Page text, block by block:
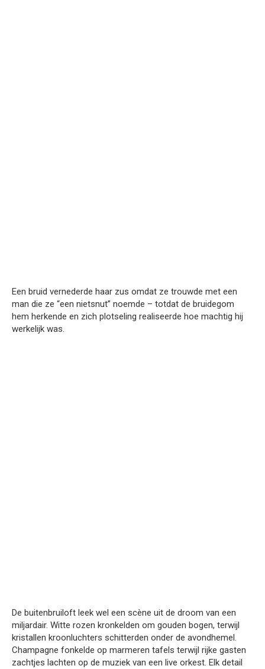
Een bruid vernederde haar zus omdat ze trouwde met een
man die ze “een nietsnut” noemde – totdat de bruidegom
hem herkende en zich plotseling realiseerde hoe machtig hij
werkelijk was.
De buitenbruiloft leek wel een scène uit de droom van een
miljardair. Witte rozen kronkelden om gouden bogen, terwijl
kristallen kroonluchters schitterden onder de avondhemel.
Champagne fonkelde op marmeren tafels terwijl rijke gasten
zachtjes lachten op de muziek van een live orkest. Elk detail